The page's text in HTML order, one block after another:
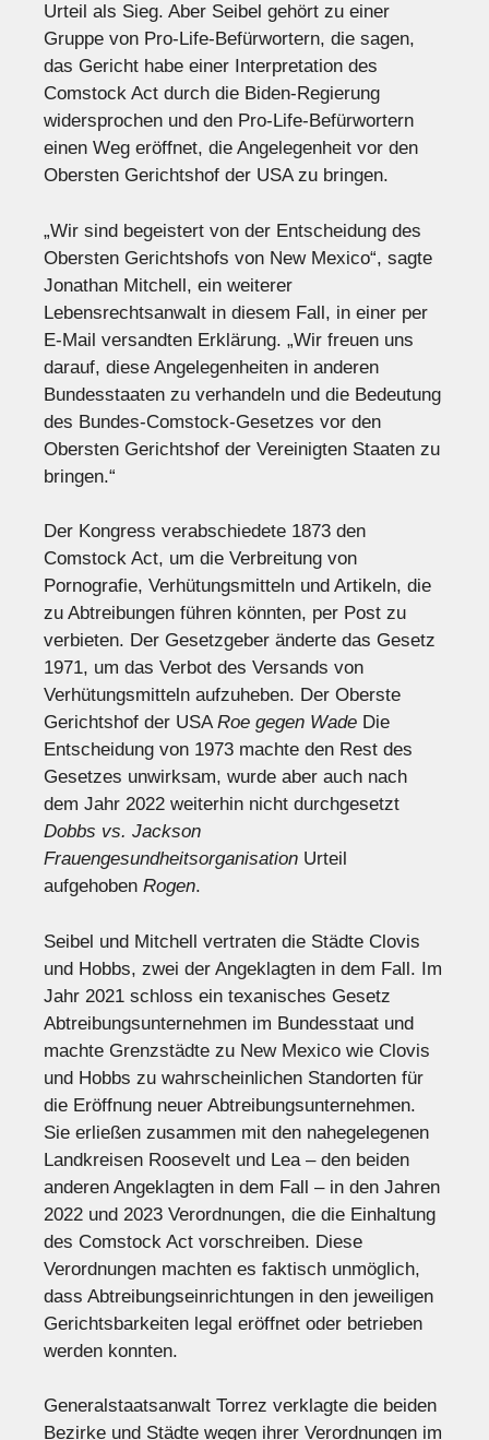
Urteil als Sieg. Aber Seibel gehört zu einer
Gruppe von Pro-Life-Befürwortern, die sagen,
das Gericht habe einer Interpretation des
Comstock Act durch die Biden-Regierung
widersprochen und den Pro-Life-Befürwortern
einen Weg eröffnet, die Angelegenheit vor den
Obersten Gerichtshof der USA zu bringen.
„Wir sind begeistert von der Entscheidung des
Obersten Gerichtshofs von New Mexico“, sagte
Jonathan Mitchell, ein weiterer
Lebensrechtsanwalt in diesem Fall, in einer per
E-Mail versandten Erklärung. „Wir freuen uns
darauf, diese Angelegenheiten in anderen
Bundesstaaten zu verhandeln und die Bedeutung
des Bundes-Comstock-Gesetzes vor den
Obersten Gerichtshof der Vereinigten Staaten zu
bringen.“
Der Kongress verabschiedete 1873 den
Comstock Act, um die Verbreitung von
Pornografie, Verhütungsmitteln und Artikeln, die
zu Abtreibungen führen könnten, per Post zu
verbieten. Der Gesetzgeber änderte das Gesetz
1971, um das Verbot des Versands von
Verhütungsmitteln aufzuheben. Der Oberste
Gerichtshof der USARoe gegen Wade Die
Entscheidung von 1973 machte den Rest des
Gesetzes unwirksam, wurde aber auch nach
dem Jahr 2022 weiterhin nicht durchgesetzt
Dobbs vs. Jackson
Frauengesundheitsorganisation Urteil
aufgehoben Rogen.
Seibel und Mitchell vertraten die Städte Clovis
und Hobbs, zwei der Angeklagten in dem Fall. Im
Jahr 2021 schloss ein texanisches Gesetz
Abtreibungsunternehmen im Bundesstaat und
machte Grenzstädte zu New Mexico wie Clovis
und Hobbs zu wahrscheinlichen Standorten für
die Eröffnung neuer Abtreibungsunternehmen.
Sie erließen zusammen mit den nahegelegenen
Landkreisen Roosevelt und Lea – den beiden
anderen Angeklagten in dem Fall – in den Jahren
2022 und 2023 Verordnungen, die die Einhaltung
des Comstock Act vorschreiben. Diese
Verordnungen machten es faktisch unmöglich,
dass Abtreibungseinrichtungen in den jeweiligen
Gerichtsbarkeiten legal eröffnet oder betrieben
werden konnten.
Generalstaatsanwalt Torrez verklagte die beiden
Bezirke und Städte wegen ihrer Verordnungen im